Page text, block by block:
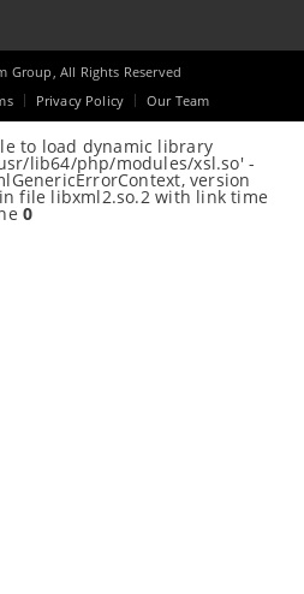
Group, All Rights Reserved
Privacy Policy Our Team
to load dynamic library
lib64/php/modules/xsl.so' -
version
file libxml2.so.2 with link time
0